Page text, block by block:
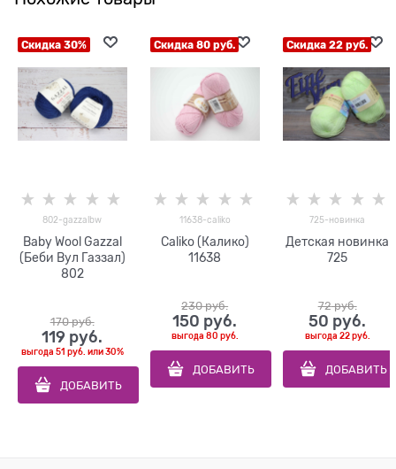
Скидка 30%
802-gazzalbw
Baby Wool Gazzal
(Беби Вул Газзал)
802
170 руб.
119 руб.
выгода 51 руб. или30%
ДОБАВИТЬ
Скидка 80 руб.
11638-caliko
Caliko (Калико)
11638
230 руб.
150 руб.
выгода 80 руб.
ДОБАВИТЬ
Скидка 22 руб.
725-новинка
Детская новинка
725
72 руб.
50 руб.
выгода 22 руб.
ДОБАВИТЬ